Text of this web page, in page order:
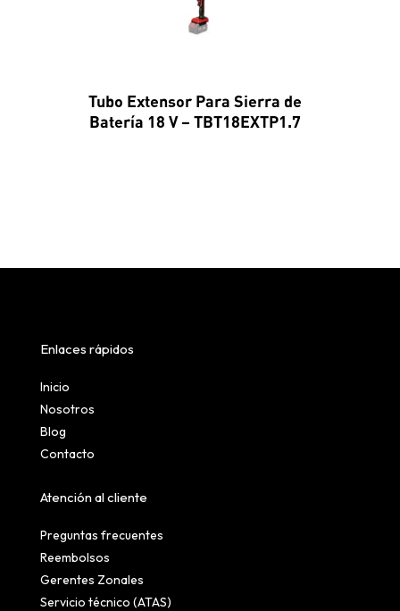
Tubo Extensor Para Sierra de
Batería 18 V – TBT18EXTP1.7
Enlaces rápidos
Inicio
Nosotros
Blog
Contacto
Atención al cliente
Preguntas frecuentes
Reembolsos
Gerentes Zonales
Servicio técnico (ATAS)